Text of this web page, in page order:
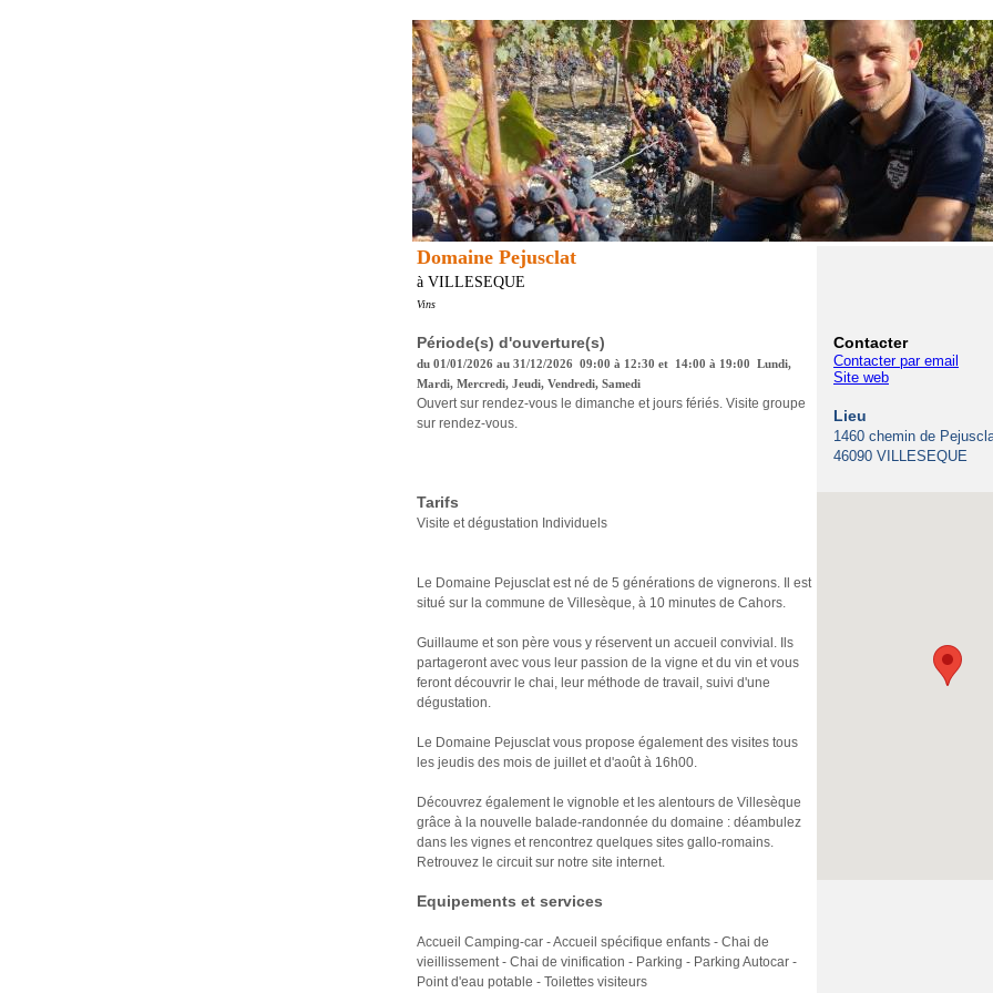
Domaine Pejusclat
à VILLESEQUE
Vins
Période(s) d'ouverture(s)
du 01/01/2026 au 31/12/2026 09:00 à 12:30 et 14:00 à 19:00 Lundi,
Mardi, Mercredi, Jeudi, Vendredi, Samedi
Ouvert sur rendez-vous le dimanche et jours fériés. Visite groupe
sur rendez-vous.
Contacter
Contacter par email
Site web
Lieu
1460 chemin de
46090 VILLESEQUE
Tarifs
Visite et dégustation Individuels
Le Domaine Pejusclat est né de 5 générations de vignerons. Il est
situé sur la commune de Villesèque, à 10 minutes de Cahors.
Guillaume et son père vous y réservent un accueil convivial. Ils
partageront avec vous leur passion de la vigne et du vin et vous
feront découvrir le chai, leur méthode de travail, suivi d'une
dégustation.
Le Domaine Pejusclat vous propose également des visites tous
les jeudis des mois de juillet et d'août à 16h00.
Découvrez également le vignoble et les alentours de Villesèque
grâce à la nouvelle balade-randonnée du domaine : déambulez
dans les vignes et rencontrez quelques sites gallo-romains.
Retrouvez le circuit sur notre site internet.
Equipements et services
Accueil Camping-car - Accueil spécifique enfants - Chai de
vieillissement - Chai de vinification - Parking - Parking Autocar -
Point d'eau potable - Toilettes visiteurs